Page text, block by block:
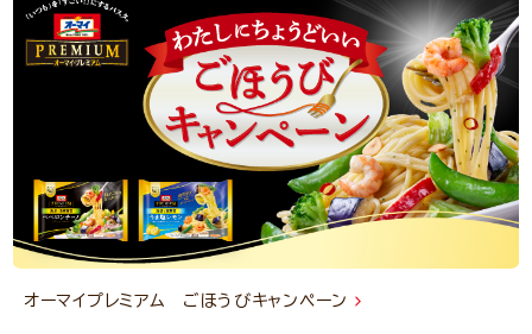
オーマイプレミアム ごほうびキャンペーン